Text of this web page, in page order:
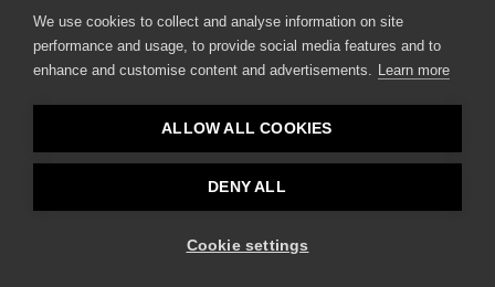
Póley ehf
kt: 4905072480
smelltu hér fyrir Lógóið okkar í fullri upplausn
Bankaupplýsingar
reikningsnúmer: 582-26-5848
kennitala: 490507-2480.
We use cookies to collect and analyse information on site
performance and usage, to provide social media features and to
enhance and customise content and advertisements. Learn more
ALLOW ALL COOKIES
DENY ALL
Cookie settings